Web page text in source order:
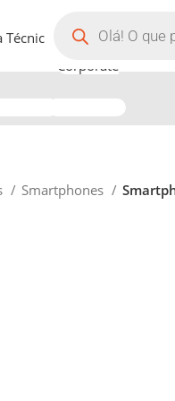
Corporate
Smartphones